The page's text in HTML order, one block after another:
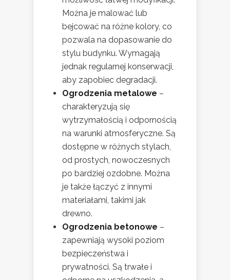
Można je malować lub
bejcować na różne kolory, co
pozwala na dopasowanie do
stylu budynku. Wymagają
jednak regularnej konserwacji,
aby zapobiec degradacji.
Ogrodzenia metalowe –
charakteryzują się
wytrzymałością i odpornością
na warunki atmosferyczne. Są
dostępne w różnych stylach,
od prostych, nowoczesnych
po bardziej ozdobne. Można
je także łączyć z innymi
materiałami, takimi jak
drewno.
Ogrodzenia betonowe –
zapewniają wysoki poziom
bezpieczeństwa i
prywatności. Są trwałe i